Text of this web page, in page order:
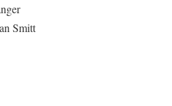
Smitt